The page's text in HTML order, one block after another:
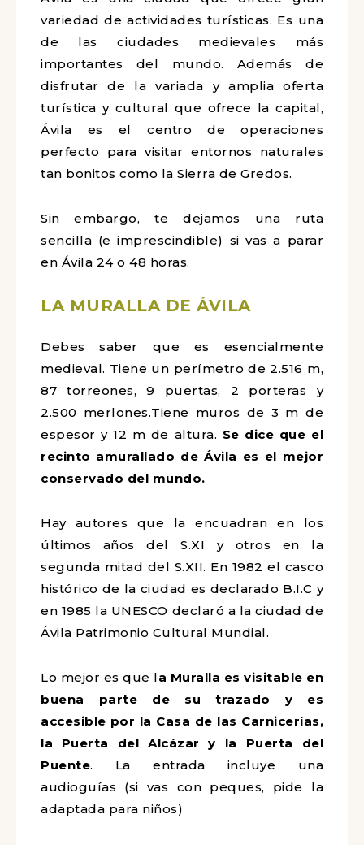
variedad de actividades turísticas. Es una
de las ciudades medievales más
importantes del mundo. Además de
disfrutar de la variada y amplia oferta
turística y cultural que ofrece la capital,
Ávila es el centro de operaciones
perfecto para visitar entornos naturales
tan bonitos como la Sierra de Gredos.
Sin embargo, te dejamos una ruta
sencilla (e imprescindible) si vas a parar
en Ávila 24 o 48 horas.
LA MURALLA DE ÁVILA
Debes saber que es esencialmente
medieval. Tiene un perímetro de 2.516 m,
87 torreones, 9 puertas, 2 porteras y
2.500 merlones.Tiene muros de 3 m de
espesor y 12 m de altura. Se dice que el
recinto amurallado de Ávila es el mejor
conservado del mundo.
Hay autores que la encuadran en los
últimos años del S.XI y otros en la
segunda mitad del S.XII. En 1982 el casco
histórico de la ciudad es declarado B.I.C y
en 1985 la UNESCO declaró a la ciudad de
Ávila Patrimonio Cultural Mundial.
Lo mejor es que la Muralla es visitable en
buena parte de su trazado y es
accesible por la Casa de las Carnicerías,
la Puerta del Alcázar y la Puerta del
Puente. La entrada incluye una
audioguías (si vas con peques, pide la
adaptada para niños)